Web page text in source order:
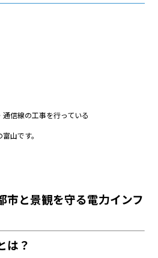
信線の工事を行っている
山です。
市と景観を守る電力インフ
は？